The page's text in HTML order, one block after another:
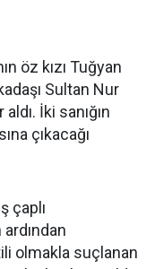
öz kızı Tuğyan
Sultan Nur
İki sanığın
çıkacağı
çaplı
olmakla suçlanan